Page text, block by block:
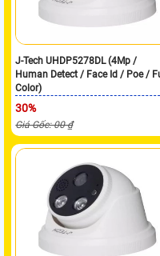
J-Tech UHDP5278DL (4Mp /
Human Detect / Face Id / Poe /
Color)
30%
Giá Gốc: 00 ₫